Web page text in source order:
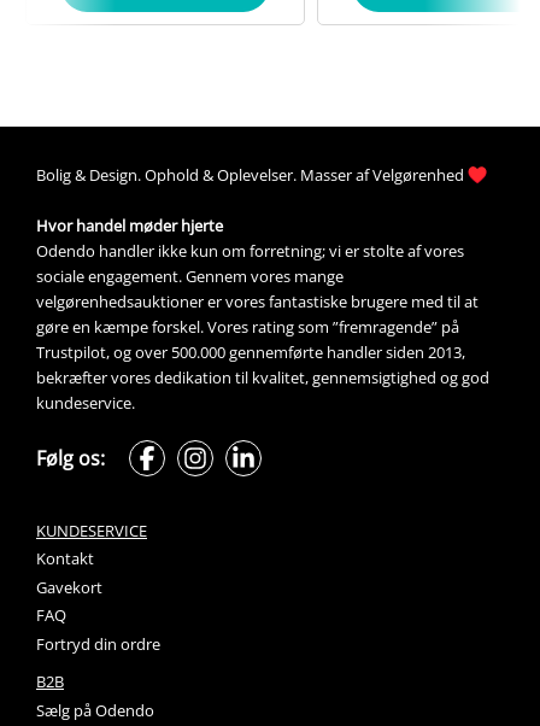
Bolig & Design. Ophold &Oplevelser. Masser af Velgørenhed
Hvor handel møder hjerte
Odendo handler ikke kun om forretning; vi er stolte af vores
sociale engagement. Gennem vores mange
velgørenhedsauktioner er vores fantastiske brugere med til at
gøre en kæmpe forskel. Vores rating som ”fremragende” på
Trustpilot, og over 500.000 gennemførte handler siden 2013,
bekræfter vores dedikation til kvalitet, gennemsigtighed og god
kundeservice.
Følg os:
KUNDESERVICE
Kontakt
Gavekort
FAQ
Fortryd din ordre
B2B
Sælg på Odendo